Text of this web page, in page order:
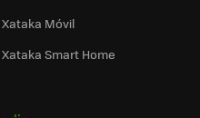
Xataka Móvil
Xataka Smart Home